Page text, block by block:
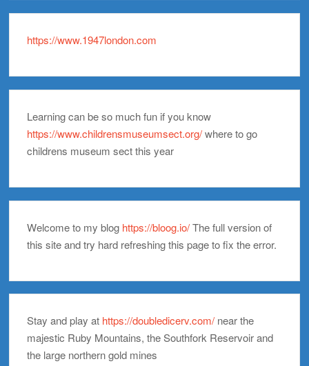
https://www.1947london.com
Learning can be so much fun if you know
https://www.childrensmuseumsect.org/where to go
childrens museum sect this year
Welcome to my blog https://bloog.io/The full version of
this site and try hard refreshing this page to fix the error.
Stay and play at https://doubledicerv.com/ near the
majestic Ruby Mountains, the Southfork Reservoir and
the large northern gold mines